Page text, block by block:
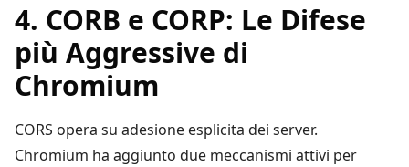
4. CORB e CORP: Le Difese
più Aggressive di
Chromium
CORS opera su adesione esplicita dei server.
Chromium ha aggiunto due meccanismi attivi per